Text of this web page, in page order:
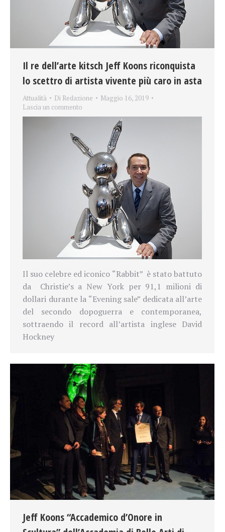
Il re dell’arte kitsch Jeff Koons riconquista
lo scettro di artista vivente più caro in asta
Attualità Di Redazione
Maggio 16, 2019
Lascia un commento
Il suo celebre ed iconico “Rabbit” è stato battuto
da
Christie’s a New York per 91,1 milioni di
dollari durante la “Evening sale” dedicata all’arte
del secondo dopoguerra e contemporanea,
sottraendo il record all’artista inglese David
Hockney
Jeff Koons “Accademico d’Onore in